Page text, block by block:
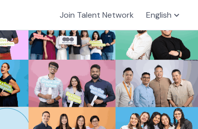
Join Talent Network English